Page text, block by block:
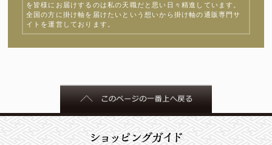
を皆様にお届けするのは私の天職だと思い日々精進しています。
全国の方に掛け軸を届けたいという想いから掛け軸の通販専門サ
イトを運営しております。